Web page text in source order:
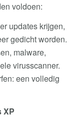
voldoen:
updates krijgen,
gedicht worden.
malware,
virusscanner.
een volledig
XP